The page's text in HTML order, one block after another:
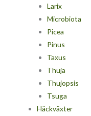
Larix
Microbiota
Picea
Pinus
Taxus
Thuja
Thujopsis
Tsuga
Häckväxter